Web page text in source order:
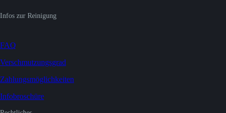
Infos zur Reinigung
FAQ
Verschmutzungsgrad
Zahlungsmöglichkeiten
Infobroschüre